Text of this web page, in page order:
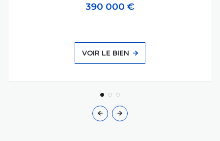
390 000 €
VOIR LE BIEN